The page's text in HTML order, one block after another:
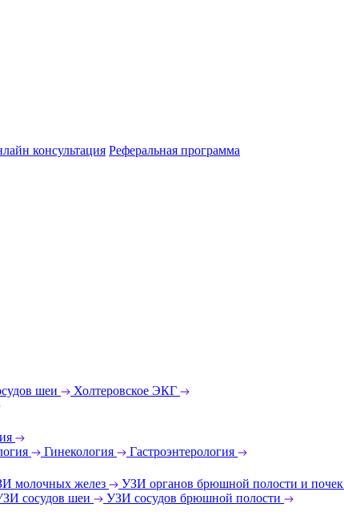
консультация Реферальная программа
шеи
Холтеровское ЭКГ
Гинекология
Гастроэнтерология
молочных желез
УЗИ органов брюшной полости и почек
сосудов шеи
УЗИ сосудов брюшной полости